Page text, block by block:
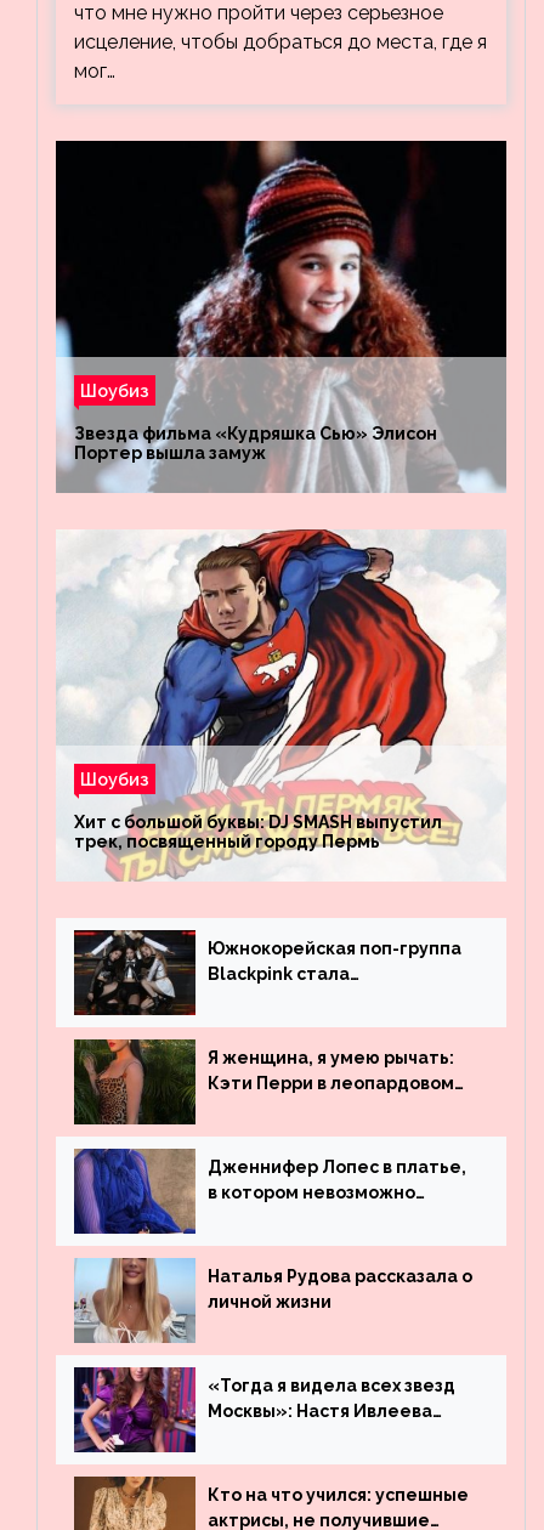
что мне нужно пройти через серьезное
исцеление, чтобы добраться до места, где я
мог…
Шоубиз
Звезда фильма «Кудряшка Сью» Элисон
Портер вышла замуж
Шоубиз
Хит с большой буквы: DJ SMASH выпустил
трек, посвященный городу Пермь
Южнокорейская поп-группа
Blackpink стала
просмотрам на YouTube. Они
обогнали даже Джастина
Бибера
Я женщина, я умею рычать:
Кэти Перри в леопардовом
Дженнифер Лопес в платье,
в котором невозможно
Наталья Рудова рассказала о
личной жизни
«Тогда я видела всех звезд
Москвы»: Настя Ивлеева
популярности и выложила
архивные фото
Кто на что учился: успешные
актрисы, не получившие